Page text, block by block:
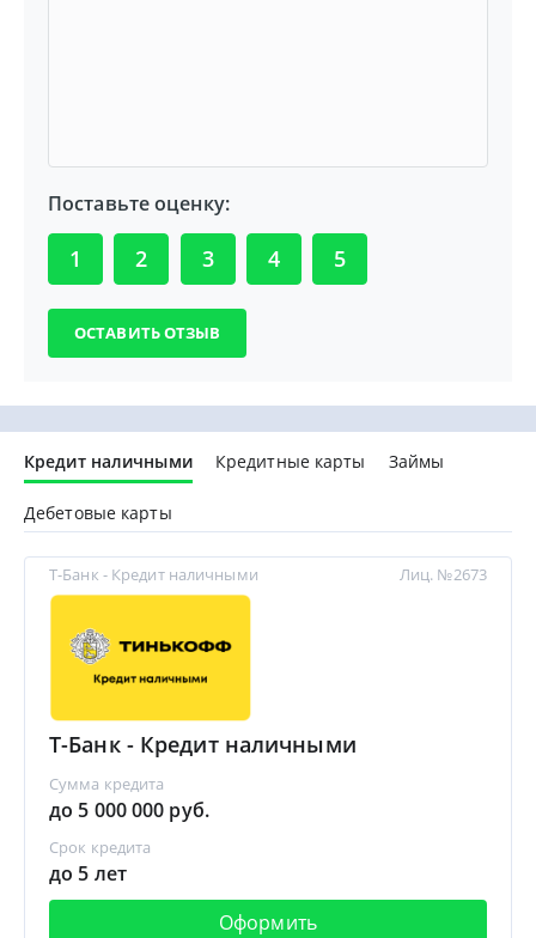
Поставьте оценку:
1 2 3 4 5
Кредит наличными Кредитные карты Займы
Дебетовые карты
Т-Банк - Кредит наличными
Т-Банк - Кредит наличными
Сумма кредита
до 5 000 000 руб.
Срок кредита
до 5 лет
Оформить
Лиц. №2673